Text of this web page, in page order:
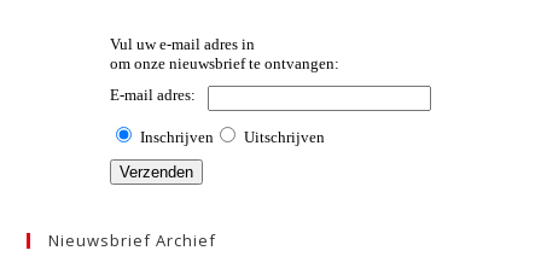
Nieuwsbrief Archief